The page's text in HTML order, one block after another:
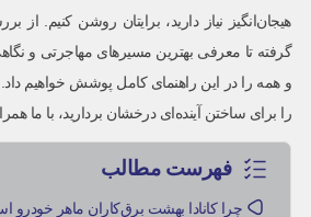
هیجان‌انگیز نیاز دارید، برایتان روشن کنیم.
گرفته تا معرفی بهترین مسیرهای مهاجرتی و
و همه را در این راهنمای کامل پوشش خواهیم داد.
را برای ساختن آینده‌ای درخشان بردارید، با ما
فهرست مطالب
چرا کانادا بهشت برق‌کاران ماهر خودرو